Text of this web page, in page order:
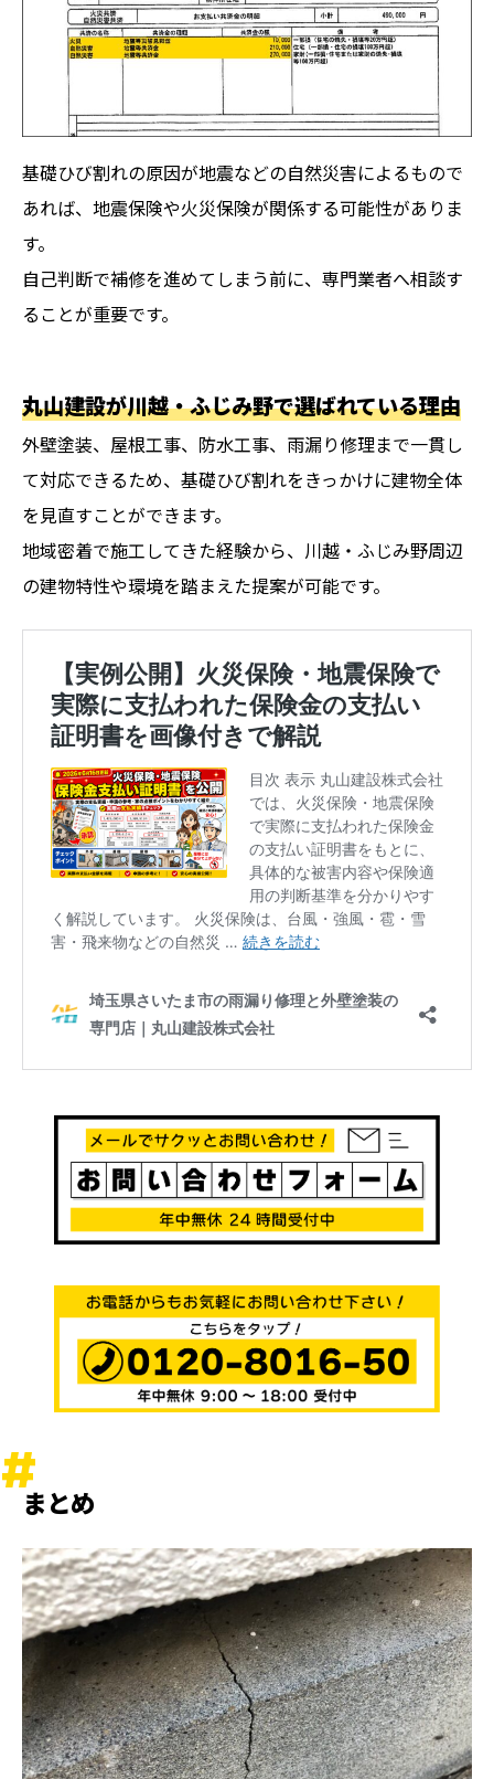
基礎ひび割れの原因が地震などの自然災害によるもので
あれば、地震保険や火災保険が関係する可能性がありま
す。
自己判断で補修を進めてしまう前に、専門業者へ相談す
ることが重要です。
丸山建設が川越・ふじみ野で選ばれている理由
外壁塗装、屋根工事、防水工事、雨漏り修理まで一貫し
て対応できるため、基礎ひび割れをきっかけに建物全体
を見直すことができます。
地域密着で施工してきた経験から、川越・ふじみ野周辺
の建物特性や環境を踏まえた提案が可能です。
まとめ